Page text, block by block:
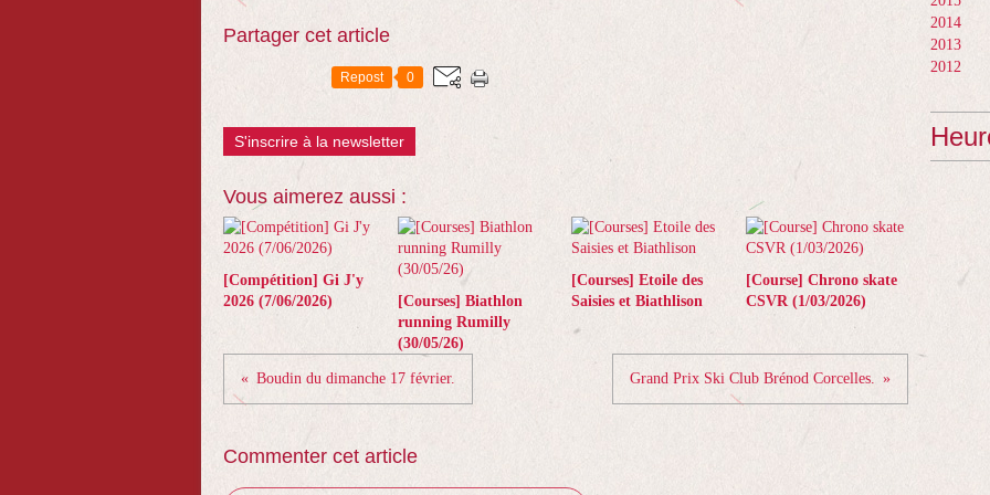
Partager cet article
Repost 0
S'inscrire à la newsletter
Vous aimerez aussi :
[Compétition] Gi J'y
2026 (7/06/2026)
[Courses] Biathlon
running Rumilly
(30/05/26)
[Courses] Etoile des
Saisies et Biathlison
[Course] Chrono skate
CSVR (1/03/2026)
Boudin du dimanche 17 février. Grand Prix Ski Club Brénod Corcelles.
Commenter cet article
2014
2013
2012